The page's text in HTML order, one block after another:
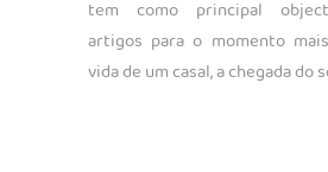
tem como principal
artigos para o momento
vida de um casal, a chegada do